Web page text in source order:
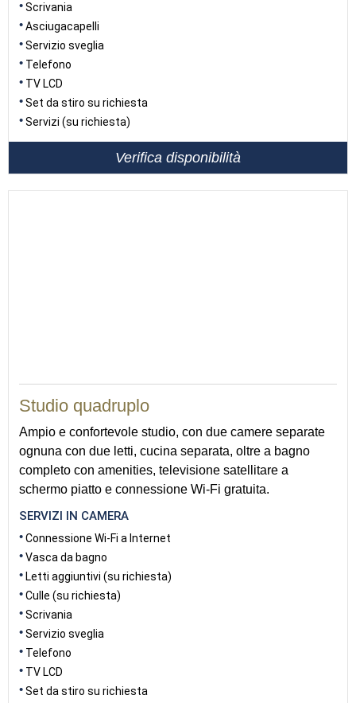
Scrivania
Asciugacapelli
Servizio sveglia
Telefono
TV LCD
Set da stiro su richiesta
Servizi (su richiesta)
Verifica disponibilità
Studio quadruplo
Ampio e confortevole studio, con due camere separate
ognuna con due letti, cucina separata, oltre a bagno
completo con amenities, televisione satellitare a
schermo piatto e connessione Wi-Fi gratuita.
SERVIZI IN CAMERA
Connessione Wi-Fi a Internet
Vasca da bagno
Letti aggiuntivi (su richiesta)
Culle (su richiesta)
Scrivania
Servizio sveglia
Telefono
TV LCD
Set da stiro su richiesta